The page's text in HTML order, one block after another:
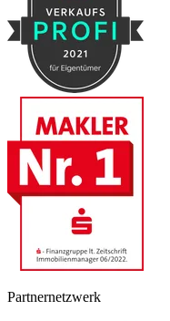
Partnernetzwerk